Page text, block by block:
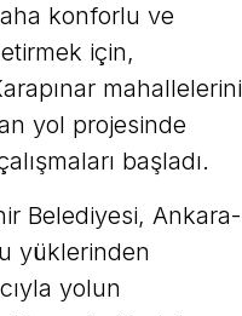
konforlu ve
için,
mahallelerini
yol projesinde
başladı.
Belediyesi, Ankara-
yüklerinden
yolun